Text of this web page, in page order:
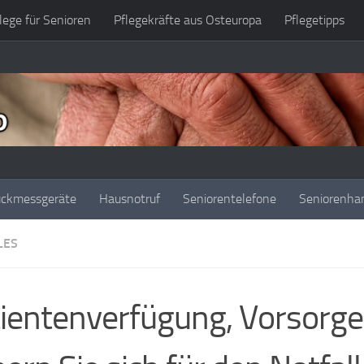
für Senioren Pflegekräfte aus Osteuropa Pflegetipps
Hausnotruf Seniorentelefone